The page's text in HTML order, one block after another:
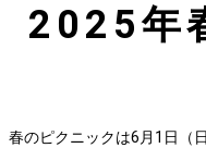
2025年
春のピクニックは6月1日（